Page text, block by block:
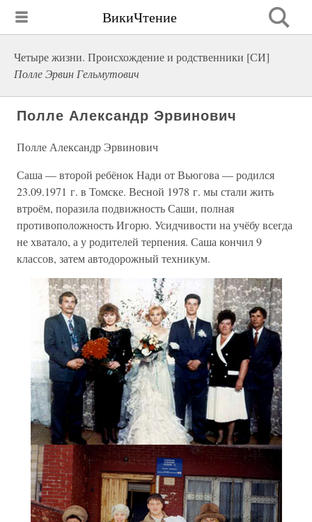
ВикиЧтение
Четыре жизни. Происхождение и родственники [СИ]
Полле Эрвин Гельмутович
Полле Александр Эрвинович
Полле Александр Эрвинович
Саша — второй ребёнок Нади от Вьюгова — родился
23.09.1971 г. в Томске. Весной 1978 г. мы стали жить
втроём, поразила подвижность Саши, полная
противоположность Игорю. Усидчивости на учёбу всегда
не хватало, а у родителей терпения. Саша кончил 9
классов, затем автодорожный техникум.